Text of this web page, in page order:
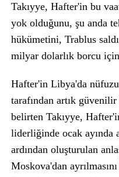
Takıyye, Hafter'in bu
yok olduğunu, şu anda
hükümetini, Trablus
milyar dolarlık borcu
Hafter'in Libya'da
tarafından artık
belirten Takıyye,
liderliğinde ocak ayında
ardından oluşturulan
Moskova'dan